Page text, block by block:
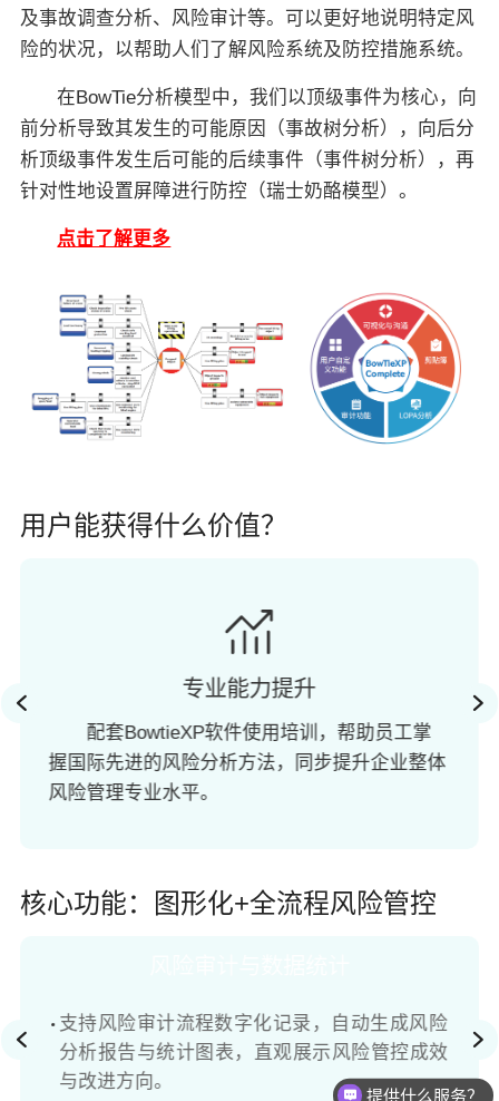
及事故调查分析、风险审计等。可以更好地说明特定风
险的状况，以帮助人们了解风险系统及防控措施系统。
在BowTie分析模型中，我们以顶级事件为核心，向
前分析导致其发生的可能原因（事故树分析），向后分
析顶级事件发生后可能的后续事件（事件树分析），再
针对性地设置屏障进行防控（瑞士奶酪模型）。
点击了解更多
用户能获得什么价值？
专业能力提升
配套BowtieXP软件使用培训，帮助员工掌
握国际先进的风险分析方法，同步提升企业整体
风险管理专业水平。
核心功能：图形化+全流程风险管控
支持风险审计流程数字化记录，自动生成风险
分析报告与统计图表，直观展示风险管控成效
与改进方向。
提供什么服务？